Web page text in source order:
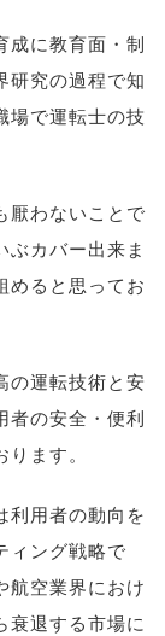
成に教育面・制
研究の過程で知
場で運転士の技
厭わないことで
ぶカバー出来ま
めると思ってお
の運転技術と安
の安全・便利
ます。
用者の動向を
ィング戦略で
航空業界におけ
衰退する市場に